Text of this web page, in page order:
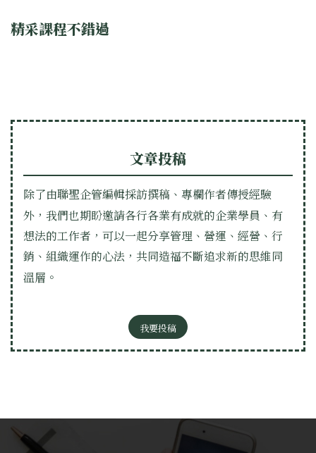
精采課程不錯過
文章投稿
除了由聯聖企管編輯採訪撰稿、專欄作者傳授經驗
外，我們也期盼邀請各行各業有成就的企業學員、有
想法的工作者，可以一起分享管理、營運、經營、行
銷、組織運作的心法，共同造福不斷追求新的思維同
溫層。
我要投稿